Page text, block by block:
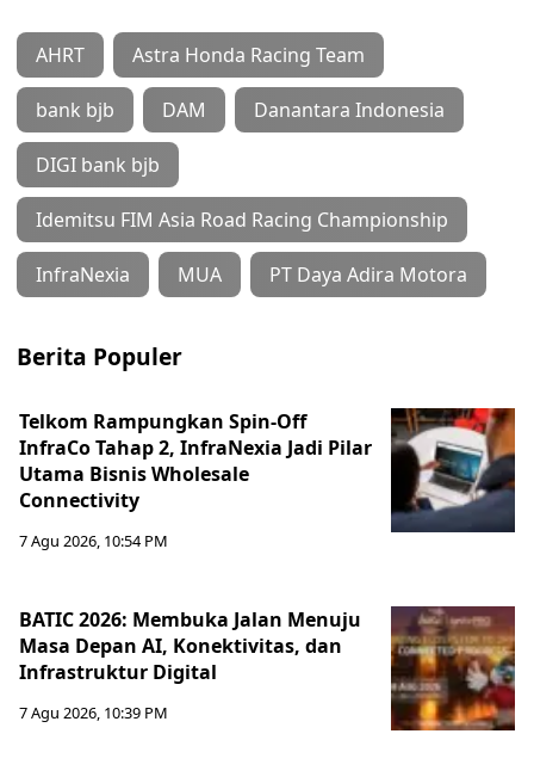
AHRT Astra Honda Racing Team
bank bjb DAM Danantara Indonesia
DIGI bank bjb
Idemitsu FIM Asia Road Racing Championship
InfraNexia MUA PT Daya Adira Motora
Berita Populer
Telkom Rampungkan Spin-Off
InfraCo Tahap 2, InfraNexia Jadi Pilar
Utama Bisnis Wholesale
Connectivity
7 Agu 2026, 10:54 PM
BATIC 2026: Membuka Jalan Menuju
Masa Depan AI, Konektivitas, dan
Infrastruktur Digital
7 Agu 2026, 10:39 PM